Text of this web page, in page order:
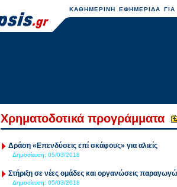
ΚΑΘΗΜΕΡΙΝΗ ΕΦΗΜΕΡΙΔΑ ΓΙΑ
Χρηματοδοτικά προγράμματα
Δράση «Επενδύσεις επί σκάφους» για αλιείς
Δημοσίευση: 05/03/2018
Στήριξη σε νέες ομάδες και οργανώσεις
Δημοσίευση: 05/03/2018